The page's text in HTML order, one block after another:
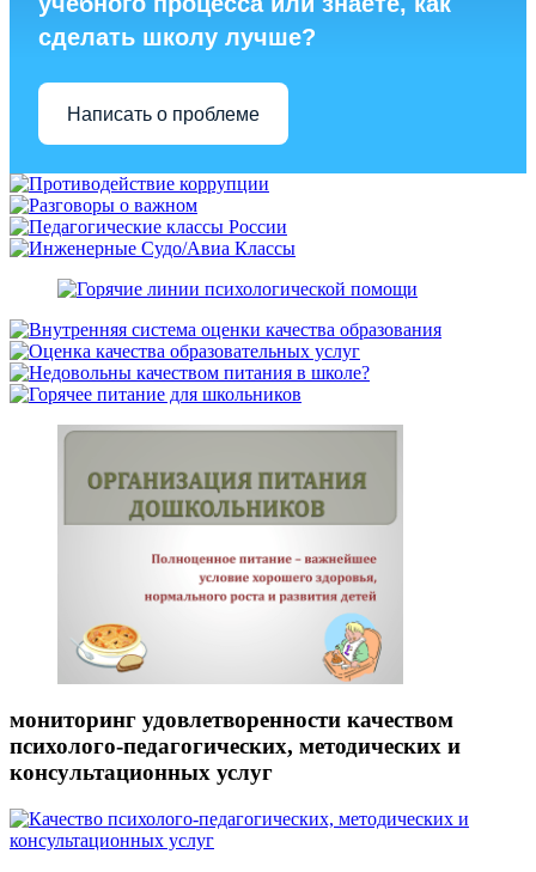
сделать школу лучше?
Написать о проблеме
мониторинг удовлетворенности качеством
психолого-педагогических, методических и
консультационных услуг